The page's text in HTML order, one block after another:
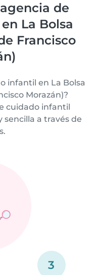
de
La Bolsa
Francisco
infantil en La Bolsa
Morazán)?
cuidado infantil
a través de
3